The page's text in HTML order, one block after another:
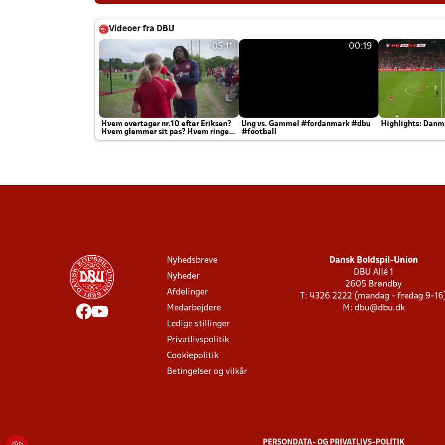
Videoer fra DBU
05:11
Hvem overtager nr.10 efter Eriksen?
Hvem glemmer sit pas? Hvem ringer
Joachim altid til efter kampe?
00:19
Ung vs. Gammel #fordanmark #dbu
#football
Highlights:
Nyhedsbreve
Nyheder
Afdelinger
Medarbejdere
Ledige stillinger
Privatlivspolitik
Cookiepolitik
Betingelser og vilkår
Dansk Boldspil-Union
DBU Allé 1
2605 Brøndby
T: 4326 2222 (mandag - fredag 9-
M: dbu@dbu.dk
PERSONDATA- OG PRIVATLIVS-POLITIK